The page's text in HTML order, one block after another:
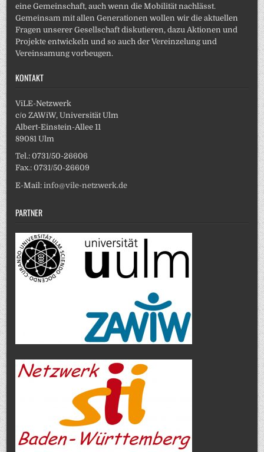
eine Gemeinschaft, auch wenn die Mobilität nachlässt.
Gemeinsam mit allen Generationen wollen wir die aktuellen
Fragen unserer Gesellschaft diskutieren, dazu Aktionen und
Projekte entwickeln und so auch der Vereinzelung und
Vereinsamung vorbeugen.
KONTAKT
ViLE-Netzwerk
c/o ZAWiW, Universität Ulm
Albert-Einstein-Allee 11
89081 Ulm
Tel.: 0731/50-26606
Fax.: 0731/50-26609
E-Mail:info@vile-netzwerk.de
PARTNER